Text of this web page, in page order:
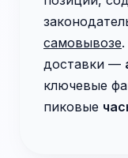
самовывозе
доставки —
ключевые
пиковые